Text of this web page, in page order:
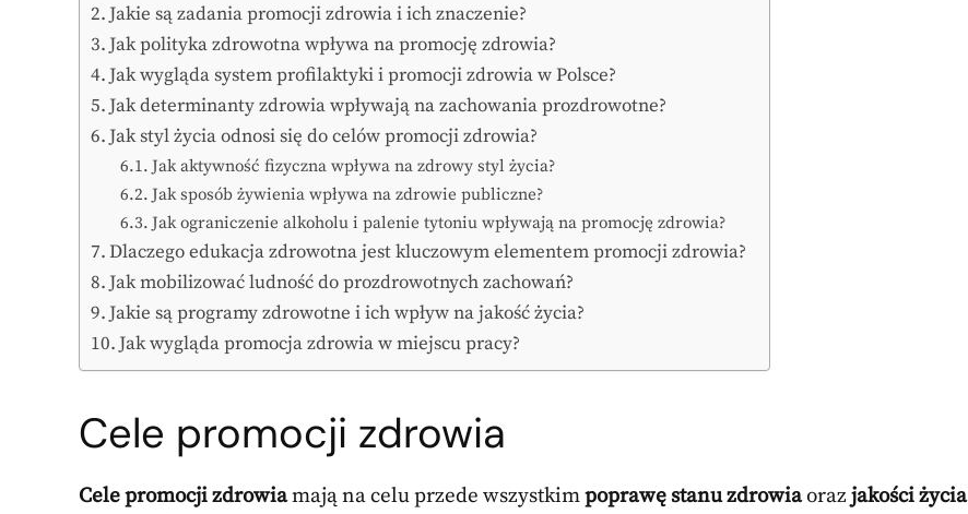
Jakie są zadania promocji zdrowia i ich znaczenie?
Jak polityka zdrowotna wpływa na promocję zdrowia?
Jak wygląda system profilaktyki i promocji zdrowia w Polsce?
Jak determinanty zdrowia wpływają na zachowania prozdrowotne?
Jak styl życia odnosi się do celów promocji zdrowia?
Jak aktywność fizyczna wpływa na zdrowy styl życia?
Jak sposób żywienia wpływa na zdrowie publiczne?
Jak ograniczenie alkoholu i palenie tytoniu wpływają na promocję zdrowia?
Dlaczego edukacja zdrowotna jest kluczowym elementem promocji zdrowia?
Jak mobilizować ludność do prozdrowotnych zachowań?
Jakie są programy zdrowotne i ich wpływ na jakość życia?
Jak wygląda promocja zdrowia w miejscu pracy?
Cele promocji zdrowia
Cele promocji zdrowiamają na celu przede wszystkimpoprawę stanu zdrowiaorazjakości życia